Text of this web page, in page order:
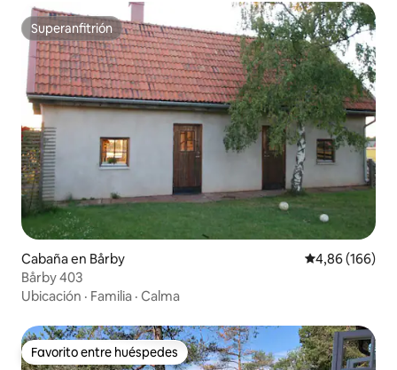
Superanfitrión
Superanfitrión
Cabaña en Bårby Calificación
4,86 (166)
Bårby 403
Ubicación · Familia · Calma
Favorito entre huéspedes
Favorito entre huéspedes